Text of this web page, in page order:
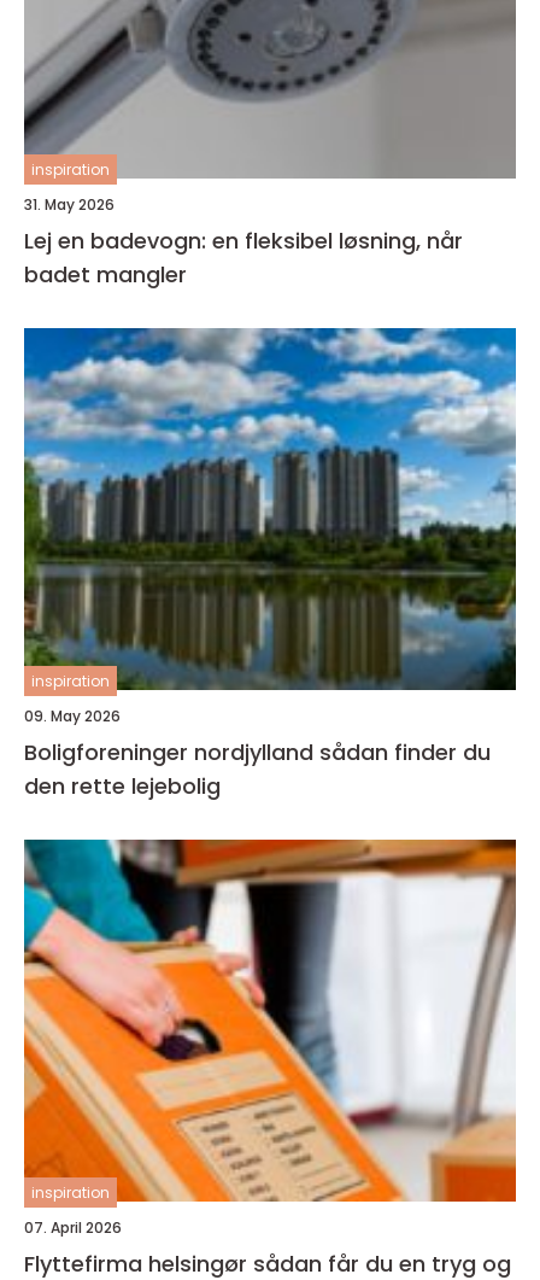
inspiration
31. May 2026
Lej en badevogn: en fleksibel løsning, når
badet mangler
inspiration
09. May 2026
Boligforeninger nordjylland sådan finder du
den rette lejebolig
inspiration
07. April 2026
Flyttefirma helsingør sådan får du en tryg og